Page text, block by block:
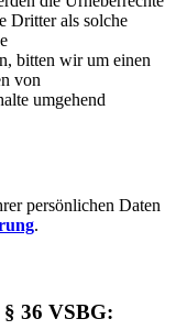
Dritter als solche
bitten wir um einen
von
umgehend
persönlichen Daten
.
36 VSBG: